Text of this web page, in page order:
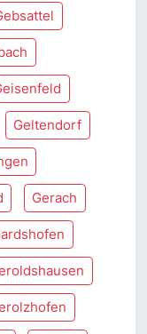
Geltendorf
Gerach